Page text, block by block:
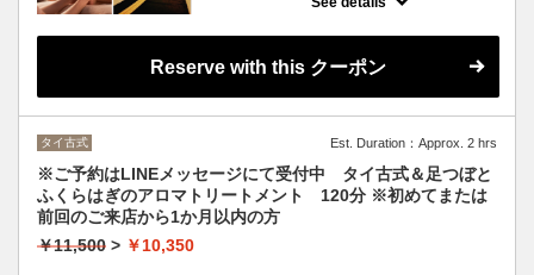
お願いいたします。
疲れたお体をスッキリ リラックス＆リフレ
タイ古式＆足つぼとふくらはぎのアロマオイ
むくみが気になる脚もスッキリ！
へのアプローチで心も体も心地よくリラック
ス。
Reserve with this クーポン
タイ古式 Est. Duration：Approx. 2 hrs
※ご予約はLINEメッセージにて受付中 タイ古式＆足つぼと
ふくらはぎのアロマトリートメント 120分 ※初めてまたは
前回のご来店から1か月以内の方
￥11,500 > ￥10,350